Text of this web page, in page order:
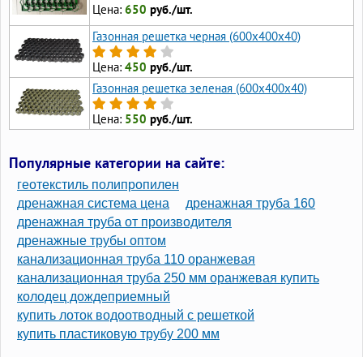
Цена: 650 руб./шт.
Газонная решетка черная (600х400х40)
Цена: 450 руб./шт.
Газонная решетка зеленая (600х400х40)
Цена: 550 руб./шт.
Популярные категории на сайте:
геотекстиль полипропилен
дренажная система цена
дренажная труба 160
дренажная труба от производителя
дренажные трубы оптом
канализационная труба 110 оранжевая
канализационная труба 250 мм оранжевая купить
колодец дождеприемный
купить лоток водоотводный с решеткой
купить пластиковую трубу 200 мм